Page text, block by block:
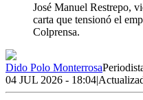
José Manuel Restrepo,
carta que tensionó el
Colprensa.
Dido Polo Monterrosa
04 JUL 2026 - 18:04|